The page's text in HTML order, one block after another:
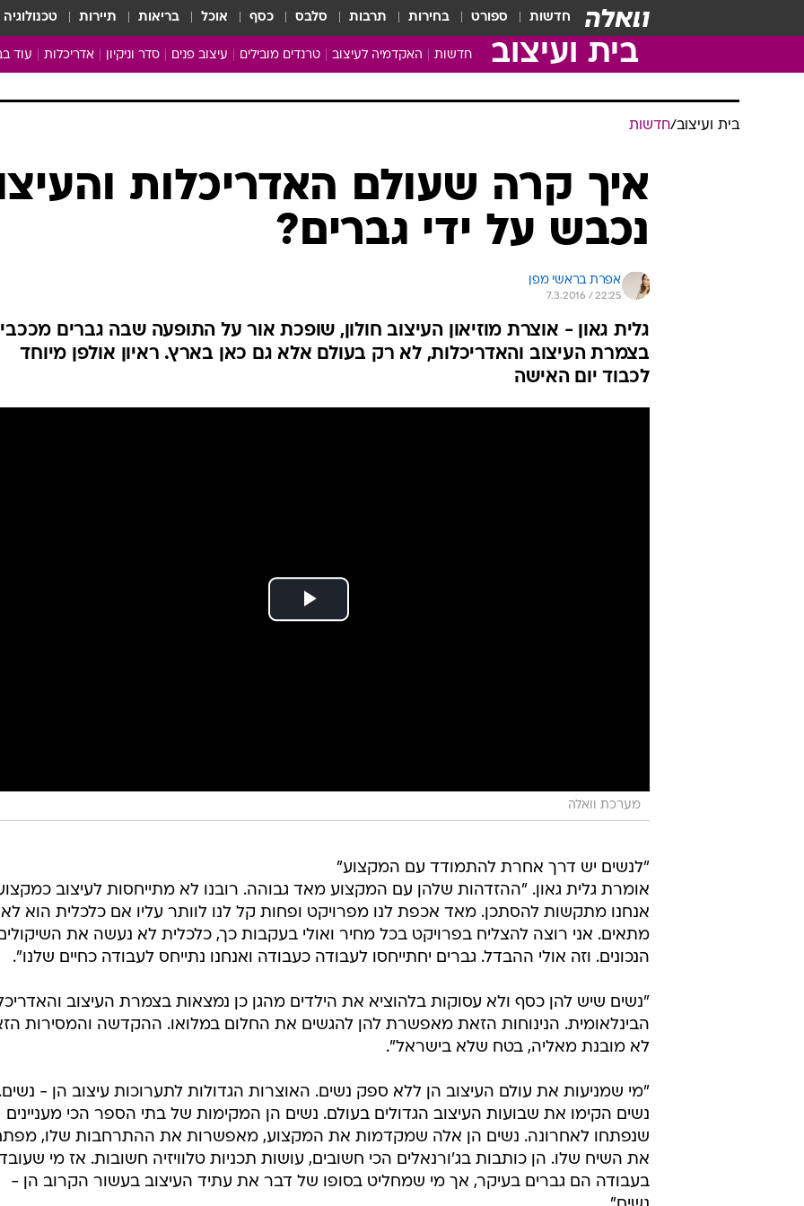
חדשות ספורט בחירות תרבות סלבס כסף אוכל בריאות תיירות טכנולוגיה
בית ועיצוב חדשות האקדמיה לעיצוב טרנדים מובילים עיצוב פנים סדר וניקיון
מדריך הניקיון
אדריכלות עוד
כתבו
בית ועיצוב/חדשות
איך קרה שעולם האדריכלות
נכבש על ידי גברים?
אפרת בראשי מפן
7.3.2016 / 22:25
גלית גאון - אוצרת מוזיאון העיצוב חולון, שופכת אור על התופעה שבה גברים
בצמרת העיצוב והאדריכלות, לא רק בעולם אלא גם כאן בארץ. ראיון אולפן מיוחד
לכבוד יום האישה
מערכת וואלה
"לנשים יש דרך אחרת להתמודד עם המקצוע"
אומרת גלית גאון. "ההזדהות שלהן עם המקצוע מאד גבוהה. רובנו לא מתייחסות לעיצוב
אנחנו מתקשות להסתכן. מאד אכפת לנו מפרויקט ופחות קל לנו לוותר עליו אם כלכלית הוא לא
מתאים. אני רוצה להצליח בפרויקט בכל מחיר ואולי בעקבות כך, כלכלית לא נעשה את
הנכונים. וזה אולי ההבדל. גברים יחתייחסו לעבודה כעבודה ואנחנו נתייחס לעבודה כחיים שלנו".
"נשים שיש להן כסף ולא עסוקות בלהוציא את הילדים מהגן כן נמצאות בצמרת העיצוב
הבינלאומית. הנינוחות הזאת מאפשרת להן להגשים את החלום במלואו. ההקדשה והמסירות
לא מובנת מאליה, בטח שלא בישראל".
"מי שמניעות את עולם העיצוב הן ללא ספק נשים. האוצרות הגדולות לתערוכות עיצוב הן - נשים.
נשים הקימו את שבועות העיצוב הגדולים בעולם. נשים הן המקימות של בתי הספר הכי מעניינים
שנפתחו לאחרונה. נשים הן אלה שמקדמות את המקצוע, מאפשרות את ההתרחבות שלו,
את השיח שלו. הן כותבות בג'ורנאלים הכי חשובים, עושות תכניות טלוויזיה חשובות. אז מי
בעבודה הם גברים בעיקר, אך מי שמחליט בסופו של דבר את עתיד העיצוב בעשור הקרוב הן -